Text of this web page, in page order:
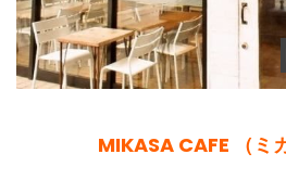
MIKASA CAFE （ミ